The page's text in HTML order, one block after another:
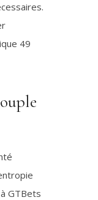
49
GTBets